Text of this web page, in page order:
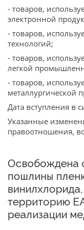
- товаров,
электронной
- товаров,
технологий;
- товаров,
легкой
- товаров,
металлургической
Дата вступления в
Указанные
правоотношения,
Освобождена
пошлины
территорию
реализации